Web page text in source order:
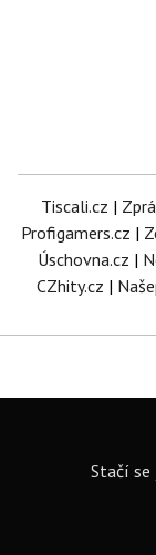
Tiscali.cz |
Profigamers.cz |
Úschovna.cz |
CZhity.cz |
Stačí se